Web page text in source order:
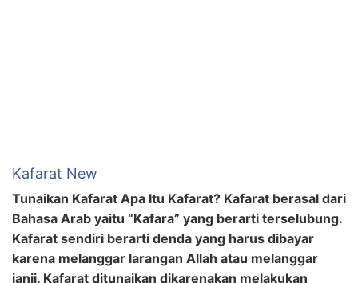
Kafarat New
Tunaikan Kafarat Apa Itu Kafarat? Kafarat berasal dari
Bahasa Arab yaitu “Kafara” yang berarti terselubung.
Kafarat sendiri berarti denda yang harus dibayar
karena melanggar larangan Allah atau melanggar
janji. Kafarat ditunaikan dikarenakan melakukan